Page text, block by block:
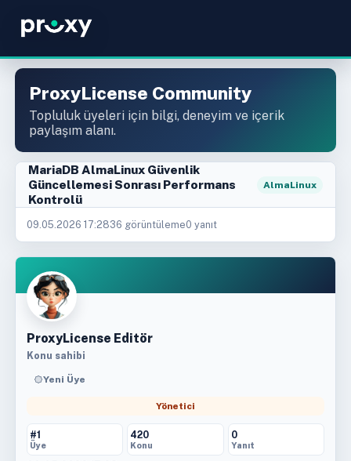
ProxyLicense Community
Topluluk üyeleri için bilgi, deneyim ve içerik
paylaşım alanı.
MariaDB AlmaLinux Güvenlik
Güncellemesi Sonrası Performans
Kontrolü
AlmaLinux
09.05.2026 17:2836 görüntüleme0 yanıt
ProxyLicense Editör
Konu sahibi
Yeni Üye
Yönetici
#1
Üye
420
Konu
0
Yanıt